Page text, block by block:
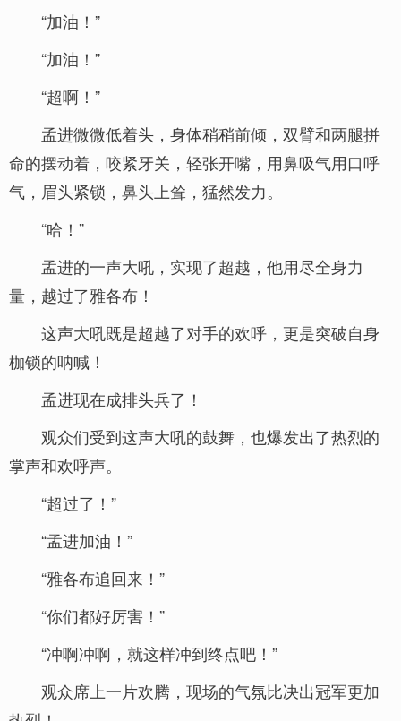
“加油！”
“加油！”
“超啊！”
孟进微微低着头，身体稍稍前倾，双臂和两腿拼
命的摆动着，咬紧牙关，轻张开嘴，用鼻吸气用口呼
气，眉头紧锁，鼻头上耸，猛然发力。
“哈！”
孟进的一声大吼，实现了超越，他用尽全身力
量，越过了雅各布！
这声大吼既是超越了对手的欢呼，更是突破自身
枷锁的呐喊！
孟进现在成排头兵了！
观众们受到这声大吼的鼓舞，也爆发出了热烈的
掌声和欢呼声。
“超过了！”
“孟进加油！”
“雅各布追回来！”
“你们都好厉害！”
“冲啊冲啊，就这样冲到终点吧！”
观众席上一片欢腾，现场的气氛比决出冠军更加